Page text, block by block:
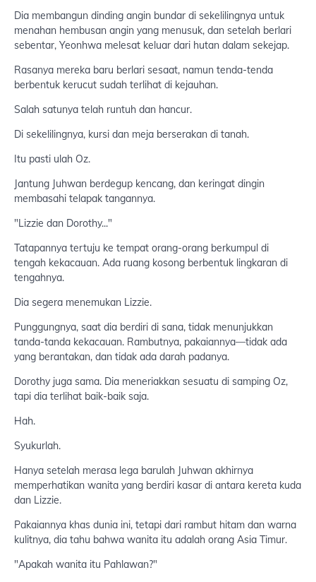
Dia membangun dinding angin bundar di sekelilingnya untuk
menahan hembusan angin yang menusuk, dan setelah berlari
sebentar, Yeonhwa melesat keluar dari hutan dalam sekejap.
Rasanya mereka baru berlari sesaat, namun tenda-tenda
berbentuk kerucut sudah terlihat di kejauhan.
Salah satunya telah runtuh dan hancur.
Di sekelilingnya, kursi dan meja berserakan di tanah.
Itu pasti ulah Oz.
Jantung Juhwan berdegup kencang, dan keringat dingin
membasahi telapak tangannya.
"Lizzie dan Dorothy..."
Tatapannya tertuju ke tempat orang-orang berkumpul di
tengah kekacauan. Ada ruang kosong berbentuk lingkaran di
tengahnya.
Dia segera menemukan Lizzie.
Punggungnya, saat dia berdiri di sana, tidak menunjukkan
tanda-tanda kekacauan. Rambutnya, pakaiannya—tidak ada
yang berantakan, dan tidak ada darah padanya.
Dorothy juga sama. Dia meneriakkan sesuatu di samping Oz,
tapi dia terlihat baik-baik saja.
Hah.
Syukurlah.
Hanya setelah merasa lega barulah Juhwan akhirnya
memperhatikan wanita yang berdiri kasar di antara kereta kuda
dan Lizzie.
Pakaiannya khas dunia ini, tetapi dari rambut hitam dan warna
kulitnya, dia tahu bahwa wanita itu adalah orang Asia Timur.
"Apakah wanita itu Pahlawan?"